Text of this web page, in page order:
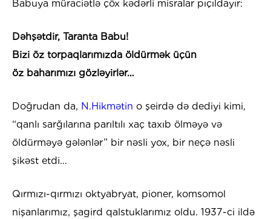
Babuya müraciətlə çöx kədərli misralar pıçıldayır:
Dəhşətdir, Taranta Babu!
Bizi öz torpaqlarımızda öldürmək üçün
öz baharımızı gözləyirlər…
Doğrudan da, N.Hikmətin o şeirdə də dediyi kimi,
“qanlı sarğılarına parıltılı xaç taxıb ölməyə və
öldürməyə gələnlər” bir nəsli yox, bir neçə nəsli
şikəst etdi…
Qırmızı-qırmızı oktyabryat, pioner, komsomol
nişanlarımız, şagird qalstuklarımız oldu. 1937-ci ildə